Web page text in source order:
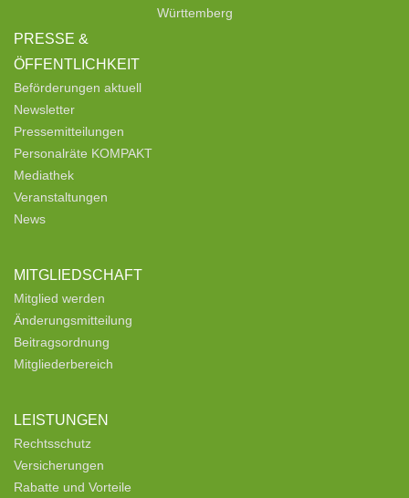
PRESSE &
ÖFFENTLICHKEIT
Beförderungen aktuell
Newsletter
Pressemitteilungen
Personalräte KOMPAKT
Mediathek
Veranstaltungen
News
MITGLIEDSCHAFT
Mitglied werden
Änderungsmitteilung
Beitragsordnung
Mitgliederbereich
LEISTUNGEN
Rechtsschutz
Versicherungen
Rabatte und Vorteile
Württemberg